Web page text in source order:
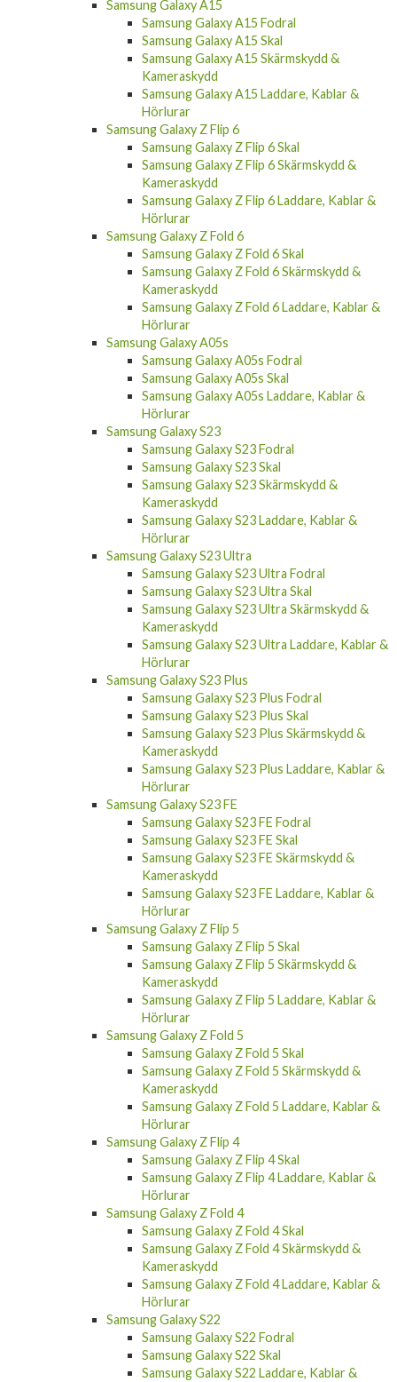
Samsung Galaxy A15
Samsung Galaxy A15 Fodral
Samsung Galaxy A15 Skal
Samsung Galaxy A15 Skärmskydd &
Kameraskydd
Samsung Galaxy A15 Laddare, Kablar &
Hörlurar
Samsung Galaxy Z Flip 6
Samsung Galaxy Z Flip 6 Skal
Samsung Galaxy Z Flip 6 Skärmskydd &
Kameraskydd
Samsung Galaxy Z Flip 6 Laddare, Kablar &
Hörlurar
Samsung Galaxy Z Fold 6
Samsung Galaxy Z Fold 6 Skal
Samsung Galaxy Z Fold 6 Skärmskydd &
Kameraskydd
Samsung Galaxy Z Fold 6 Laddare, Kablar &
Hörlurar
Samsung Galaxy A05s
Samsung Galaxy A05s Fodral
Samsung Galaxy A05s Skal
Samsung Galaxy A05s Laddare, Kablar &
Hörlurar
Samsung Galaxy S23
Samsung Galaxy S23 Fodral
Samsung Galaxy S23 Skal
Samsung Galaxy S23 Skärmskydd &
Kameraskydd
Samsung Galaxy S23 Laddare, Kablar &
Hörlurar
Samsung Galaxy S23 Ultra
Samsung Galaxy S23 Ultra Fodral
Samsung Galaxy S23 Ultra Skal
Samsung Galaxy S23 Ultra Skärmskydd &
Kameraskydd
Samsung Galaxy S23 Ultra Laddare, Kablar &
Hörlurar
Samsung Galaxy S23 Plus
Samsung Galaxy S23 Plus Fodral
Samsung Galaxy S23 Plus Skal
Samsung Galaxy S23 Plus Skärmskydd &
Kameraskydd
Samsung Galaxy S23 Plus Laddare, Kablar &
Hörlurar
Samsung Galaxy S23 FE
Samsung Galaxy S23 FE Fodral
Samsung Galaxy S23 FE Skal
Samsung Galaxy S23 FE Skärmskydd &
Kameraskydd
Samsung Galaxy S23 FE Laddare, Kablar &
Hörlurar
Samsung Galaxy Z Flip 5
Samsung Galaxy Z Flip 5 Skal
Samsung Galaxy Z Flip 5 Skärmskydd &
Kameraskydd
Samsung Galaxy Z Flip 5 Laddare, Kablar &
Hörlurar
Samsung Galaxy Z Fold 5
Samsung Galaxy Z Fold 5 Skal
Samsung Galaxy Z Fold 5 Skärmskydd &
Kameraskydd
Samsung Galaxy Z Fold 5 Laddare, Kablar &
Hörlurar
Samsung Galaxy Z Flip 4
Samsung Galaxy Z Flip 4 Skal
Samsung Galaxy Z Flip 4 Laddare, Kablar &
Hörlurar
Samsung Galaxy Z Fold 4
Samsung Galaxy Z Fold 4 Skal
Samsung Galaxy Z Fold 4 Skärmskydd &
Kameraskydd
Samsung Galaxy Z Fold 4 Laddare, Kablar &
Hörlurar
Samsung Galaxy S22
Samsung Galaxy S22 Fodral
Samsung Galaxy S22 Skal
Samsung Galaxy S22 Laddare, Kablar &